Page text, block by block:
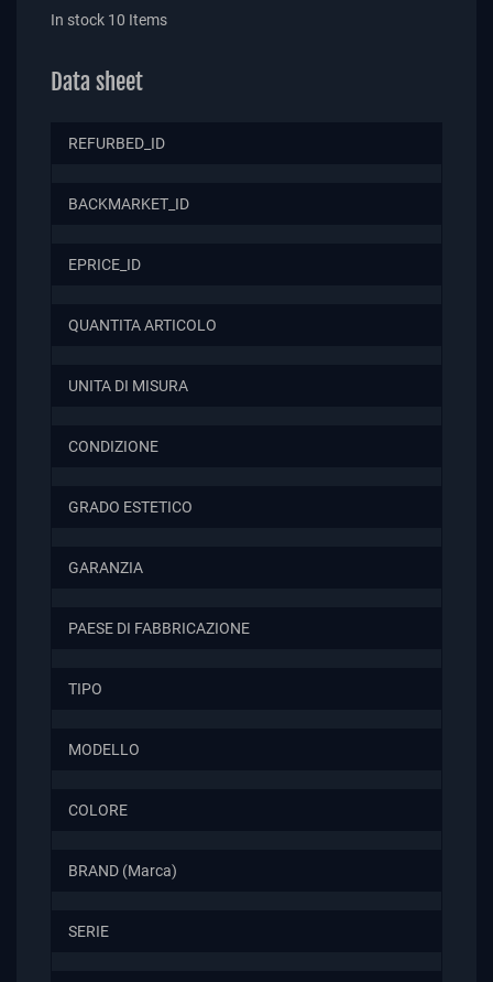
In stock 10 Items
Data sheet
REFURBED_ID
BACKMARKET_ID
EPRICE_ID
QUANTITA ARTICOLO
UNITA DI MISURA
CONDIZIONE
GRADO ESTETICO
GARANZIA
PAESE DI FABBRICAZIONE
TIPO
MODELLO
COLORE
BRAND (Marca)
SERIE